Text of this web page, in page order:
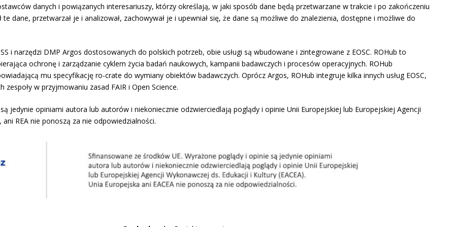
danych i powiązanych interesariuszy, którzy określają, w jaki sposób dane będą przetwarzane w trakcie i po zakończeniu
dane, przetwarzał je i analizował, zachowywał je i upewniał się, że dane są możliwe do znalezienia, dostępne i możliwe do
i narzędzi DMP Argos dostosowanych do polskich potrzeb, obie usługi są wbudowane i zintegrowane z EOSC. ROHub to
ochronę i zarządzanie cyklem życia badań naukowych, kampanii badawczych i procesów operacyjnych. ROHub
mu specyfikację ro-crate do wymiany obiektów badawczych. Oprócz Argos, ROHub integruje kilka innych usług EOSC,
w przyjmowaniu zasad FAIR i Open Science.
jedynie opiniami autora lub autorów i niekoniecznie odzwierciedlają poglądy i opinie Unii Europejskiej lub Europejskiej Agencji
REA nie ponoszą za nie odpowiedzialności.